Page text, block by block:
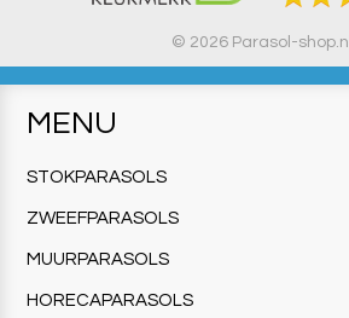
© 2026 Parasol-shop.nl
MENU
STOKPARASOLS
ZWEEFPARASOLS
MUURPARASOLS
HORECAPARASOLS